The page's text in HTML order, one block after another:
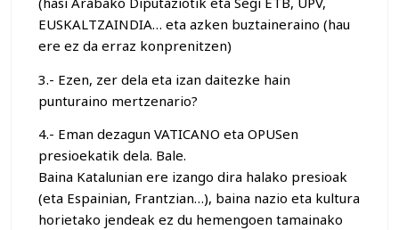
EUSKALTZAINDIA… eta azken buztaineraino (hau
ere ez da erraz konprenitzen)
3.- Ezen, zer dela eta izan daitezke hain
punturaino mertzenario?
4.- Eman dezagun VATICANO eta OPUSen
presioekatik dela. Bale.
Baina Katalunian ere izango dira halako presioak
(eta Espainian, Frantzian…), baina nazio eta kultura
horietako jendeak ez du hemengoen tamainako